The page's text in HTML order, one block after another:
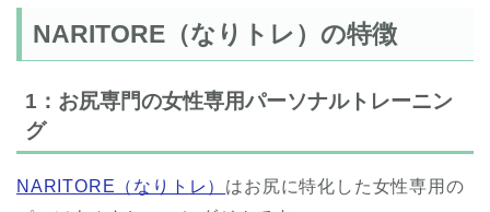
NARITORE（なりトレ）の特徴
1：お尻専門の女性専用パーソナルトレーニン
グ
NARITORE（なりトレ） はお尻に特化した女性専用の